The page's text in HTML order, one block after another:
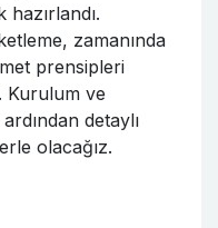
zamanında
prensipleri
Kurulum ve
detaylı
olacağız.